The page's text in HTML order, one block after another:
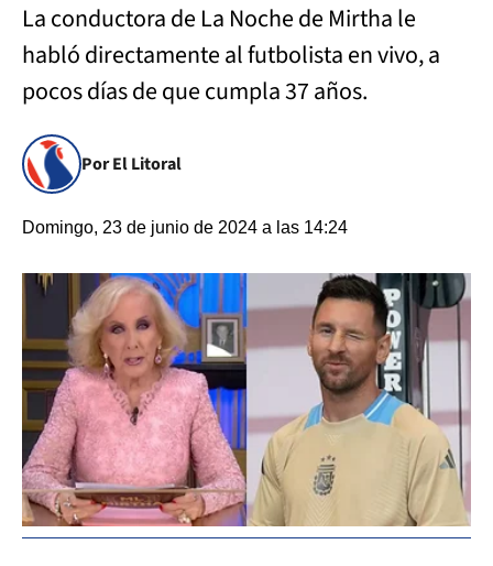
La conductora de La Noche de Mirtha le
habló directamente al futbolista en vivo, a
pocos días de que cumpla 37 años.
Por El Litoral
Domingo, 23 de junio de 2024 a las 14:24